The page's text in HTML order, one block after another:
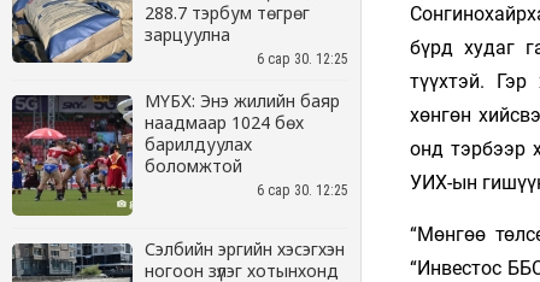
288.7 тэрбум төгрөг
зарцуулна
6 сар 30. 12:25
МҮБХ: Энэ жилийн баяр
наадмаар 1024 бөх
барилдуулах
боломжтой
6 сар 30. 12:25
Сэлбийн эргийн хэсэгхэн
ногоон зүлэг хотынхонд